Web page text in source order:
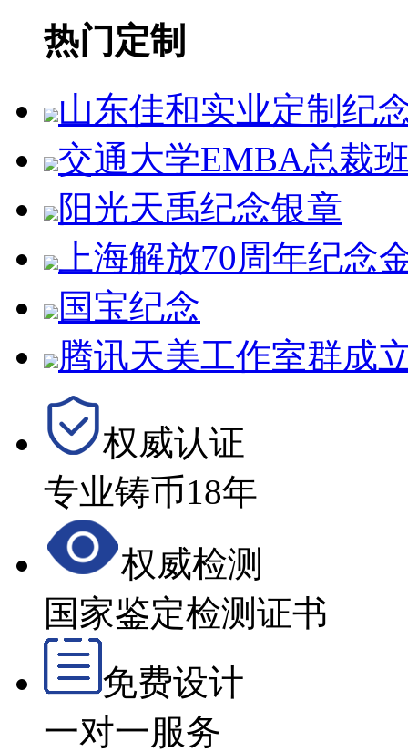
热门定制
山东佳和实业定制纪
交通大学EMBA总裁
阳光天禹纪念银章
上海解放70周年纪念
国宝纪念
腾讯天美工作室群成
权威认证
专业铸币18年
权威检测
国家鉴定检测证书
免费设计
一对一服务